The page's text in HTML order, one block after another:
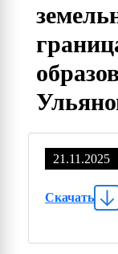
21.11.2025
Скачать